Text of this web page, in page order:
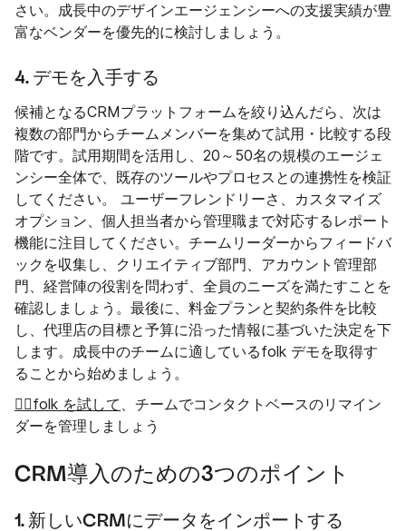
さい。成長中のデザインエージェンシーへの支援実績が豊
富なベンダーを優先的に検討しましょう。
4. デモを入手する
候補となるCRMプラットフォームを絞り込んだら、次は
複数の部門からチームメンバーを集めて試用・比較する段
階です。試用期間を活用し、20～50名の規模のエージェ
ンシー全体で、既存のツールやプロセスとの連携性を検証
してください。 ユーザーフレンドリーさ、カスタマイズ
オプション、個人担当者から管理職まで対応するレポート
機能に注目してください。チームリーダーからフィードバ
ックを収集し、クリエイティブ部門、アカウント管理部
門、経営陣の役割を問わず、全員のニーズを満たすことを
確認しましょう。最後に、料金プランと契約条件を比較
し、代理店の目標と予算に沿った情報に基づいた決定を下
します。成長中のチームに適しているfolk デモを取得す
ることから始めましょう。
👉🏼folk を試して
、チームでコンタクトベースのリマイン
ダーを管理しましょう
CRM導入のための3つのポイント
1. 新しいCRMにデータをインポートする